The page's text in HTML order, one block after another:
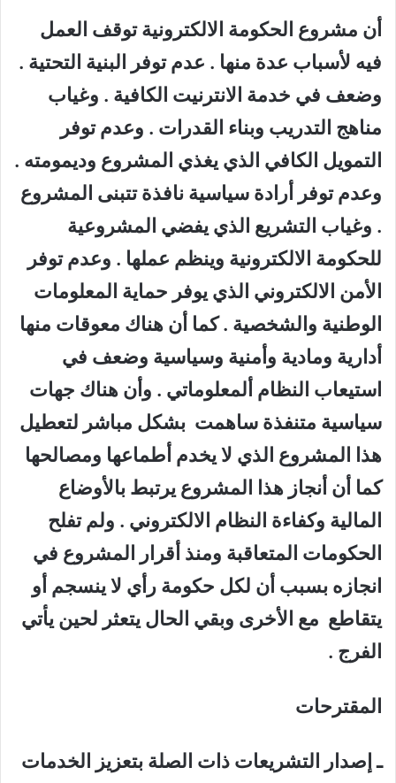
أن مشروع الحكومة الالكترونية توقف العمل
فيه لأسباب عدة منها . عدم توفر البنية التحتية .
وضعف في خدمة الانترنيت الكافية . وغياب
مناهج التدريب وبناء القدرات . وعدم توفر
التمويل الكافي الذي يغذي المشروع وديمومته .
وعدم توفر أرادة سياسية نافذة تتبنى المشروع
. وغياب التشريع الذي يفضي المشروعية
للحكومة الالكترونية وينظم عملها . وعدم توفر
الأمن الالكتروني الذي يوفر حماية المعلومات
الوطنية والشخصية . كما أن هناك معوقات منها
أدارية ومادية وأمنية وسياسية وضعف في
استيعاب النظام ألمعلوماتي . وأن هناك جهات
سياسية متنفذة ساهمت بشكل مباشر لتعطيل
هذا المشروع الذي لا يخدم أطماعها ومصالحها
كما أن أنجاز هذا المشروع يرتبط بالأوضاع
المالية وكفاءة النظام الالكتروني . ولم تفلح
الحكومات المتعاقبة ومنذ أقرار المشروع في
انجازه بسبب أن لكل حكومة رأي لا ينسجم أو
يتقاطع مع الأخرى وبقي الحال يتعثر لحين يأتي
الفرج .
المقترحات
ـ إصدار التشريعات ذات الصلة بتعزيز الخدمات